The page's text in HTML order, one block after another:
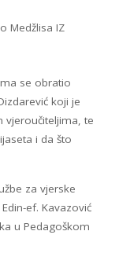
Medžlisa IZ
se obratio
koji je
vjeroučiteljima, te
i da što
za vjerske
ef. Kavazović
u Pedagoškom